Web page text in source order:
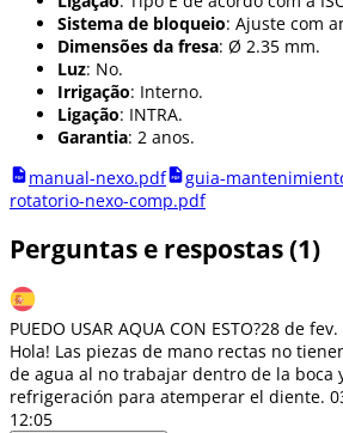
Sistema de bloqueio: Ajuste com
Dimensões da fresa: Ø 2.35 mm.
Luz: No.
Irrigação: Interno.
Ligação: INTRA.
Garantia: 2 anos.
manual-nexo.pdf
guia-
rotatorio-nexo-comp.pdf
Perguntas e respostas (1)
PUEDO USAR AQUA CON ESTO?28 de fev.
Hola! Las piezas de mano rectas no
de agua al no trabajar dentro de la boca
refrigeración para atemperar el diente.
12:05